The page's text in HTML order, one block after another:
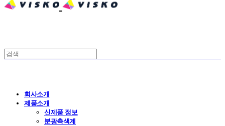
회사소개
제품소개
신제품 정보
분광측색계